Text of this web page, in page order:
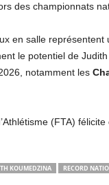
des championnats
en salle
le potentiel de
notamment les
(FTA)
KOUMEDZINA RECORD